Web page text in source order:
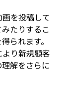
を投稿して
たりするこ
られます。
り新規顧客
解をさらに